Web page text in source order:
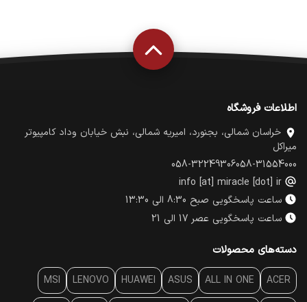
اطلاعات فروشگاه
خراسان شمالی، بجنورد، امیریه شمالی، نبش خیابان وداد کامپیوتر
میراکل
058-31554000
058-32249306
info [at] miracle [dot] ir
ساعت پاسخگویی صبح 8:30 الی 13:30
ساعت پاسخگویی عصر 17 الی 21
دسته‌های محصولات
ACER
ALL IN ONE
ASUS
HUAWEI
LENOVO
MSI